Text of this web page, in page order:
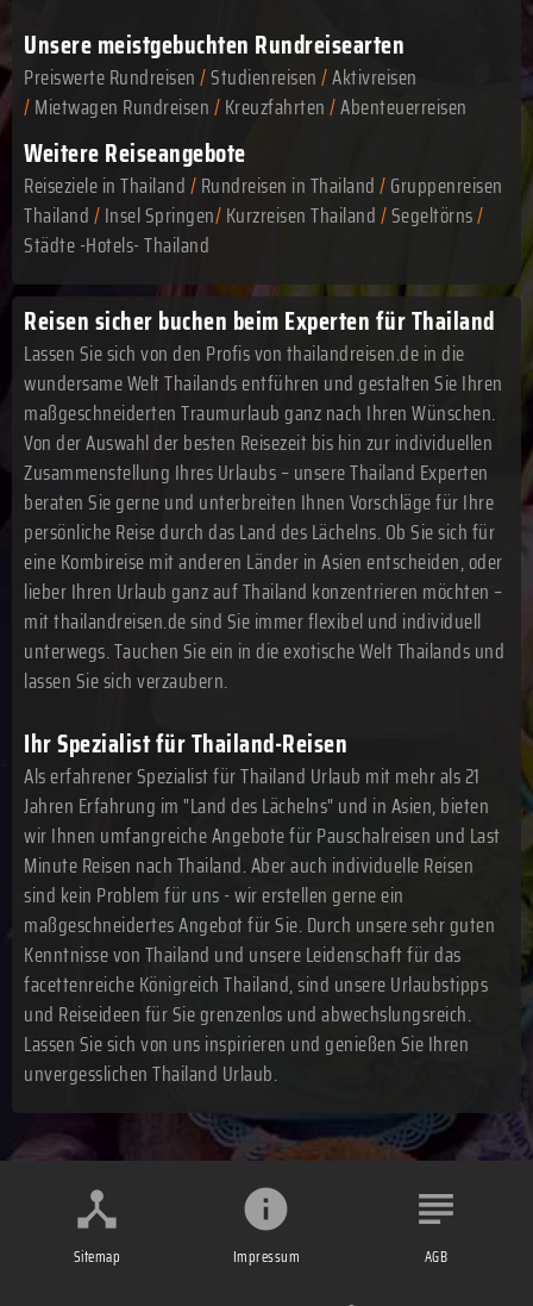
Unsere meistgebuchten Rundreisearten
Preiswerte Rundreisen/Studienreisen/Aktivreisen
/Mietwagen Rundreisen/Kreuzfahrten/Abenteuerreisen
Weitere Reiseangebote
Reiseziele in Thailand/Rundreisen in Thailand/Gruppenreisen
Thailand/Insel Springen/Kurzreisen Thailand/Segeltörns/
Städte -Hotels- Thailand
Reisen sicher buchen beim Experten für Thailand
Lassen Sie sich von den Profis von thailandreisen.de in die
wundersame Welt Thailands entführen und gestalten Sie Ihren
maßgeschneiderten Traumurlaub ganz nach Ihren Wünschen.
Von der Auswahl der besten Reisezeit bis hin zur individuellen
Zusammenstellung Ihres Urlaubs – unsere Thailand Experten
beraten Sie gerne und unterbreiten Ihnen Vorschläge für Ihre
persönliche Reise durch das Land des Lächelns. Ob Sie sich für
eine Kombireise mit anderen Länder in Asien entscheiden, oder
lieber Ihren Urlaub ganz auf Thailand konzentrieren möchten –
mit thailandreisen.de sind Sie immer flexibel und individuell
unterwegs. Tauchen Sie ein in die exotische Welt Thailands und
lassen Sie sich verzaubern.
Ihr Spezialist für Thailand-Reisen
Als erfahrener Spezialist für Thailand Urlaub mit mehr als 21
Jahren Erfahrung im "Land des Lächelns" und in Asien, bieten
wir Ihnen umfangreiche Angebote für Pauschalreisen und Last
Minute Reisen nach Thailand. Aber auch individuelle Reisen
sind kein Problem für uns - wir erstellen gerne ein
maßgeschneidertes Angebot für Sie. Durch unsere sehr guten
Kenntnisse von Thailand und unsere Leidenschaft für das
facettenreiche Königreich Thailand, sind unsere Urlaubstipps
und Reiseideen für Sie grenzenlos und abwechslungsreich.
Lassen Sie sich von uns inspirieren und genießen Sie Ihren
unvergesslichen Thailand Urlaub.
Sitemap Impressum AGB